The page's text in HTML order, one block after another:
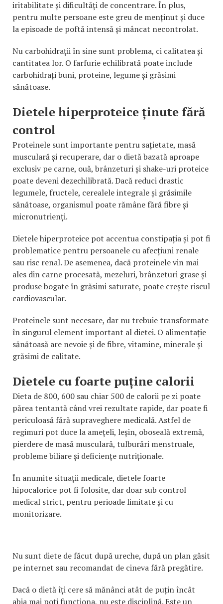
iritabilitate și dificultăți de concentrare. În plus,
pentru multe persoane este greu de menținut și duce
la episoade de poftă intensă și mâncat necontrolat.
Nu carbohidrații în sine sunt problema, ci calitatea și
cantitatea lor. O farfurie echilibrată poate include
carbohidrați buni, proteine, legume și grăsimi
sănătoase.
Dietele hiperproteice ținute fără
control
Proteinele sunt importante pentru sațietate, masă
musculară și recuperare, dar o dietă bazată aproape
exclusiv pe carne, ouă, brânzeturi și shake-uri proteice
poate deveni dezechilibrată. Dacă reduci drastic
legumele, fructele, cerealele integrale și grăsimile
sănătoase, organismul poate rămâne fără fibre și
micronutrienți.
Dietele hiperproteice pot accentua constipația și pot fi
problematice pentru persoanele cu afecțiuni renale
sau risc renal. De asemenea, dacă proteinele vin mai
ales din carne procesată, mezeluri, brânzeturi grase și
produse bogate în grăsimi saturate, poate crește riscul
cardiovascular.
Proteinele sunt necesare, dar nu trebuie transformate
în singurul element important al dietei. O alimentație
sănătoasă are nevoie și de fibre, vitamine, minerale și
grăsimi de calitate.
Dietele cu foarte puține calorii
Dieta de 800, 600 sau chiar 500 de calorii pe zi poate
părea tentantă când vrei rezultate rapide, dar poate fi
periculoasă fără supraveghere medicală. Astfel de
regimuri pot duce la amețeli, leșin, oboseală extremă,
pierdere de masă musculară, tulburări menstruale,
probleme biliare și deficiențe nutriționale.
În anumite situații medicale, dietele foarte
hipocalorice pot fi folosite, dar doar sub control
medical strict, pentru perioade limitate și cu
monitorizare.
Nu sunt diete de făcut după ureche, după un plan găsit
pe internet sau recomandat de cineva fără pregătire.
Dacă o dietă îți cere să mănânci atât de puțin încât
abia mai poți funcționa, nu este disciplină. Este un